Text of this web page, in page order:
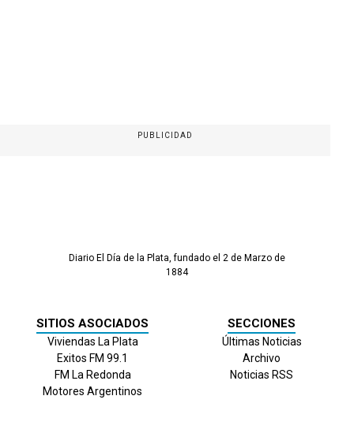
PUBLICIDAD
Diario El Día de la Plata, fundado el 2 de Marzo de
1884
SITIOS ASOCIADOS
Viviendas La Plata
Exitos FM 99.1
FM La Redonda
Motores Argentinos
SECCIONES
Últimas Noticias
Archivo
Noticias RSS